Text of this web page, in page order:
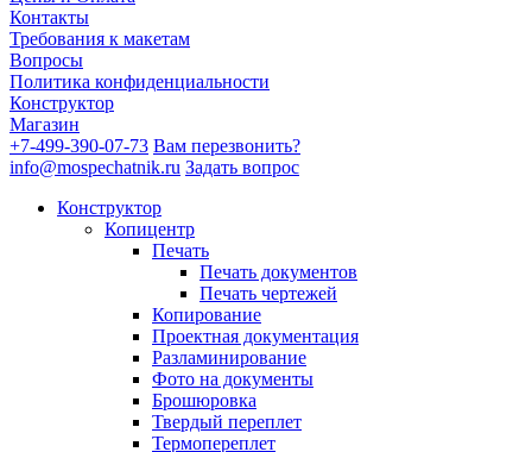
Контакты
Требования к макетам
Вопросы
Политика конфиденциальности
Конструктор
Магазин
+7-499-390-07-73 Вам перезвонить?
info@mospechatnik.ru Задать вопрос
Конструктор
Копицентр
Печать
Печать документов
Печать чертежей
Копирование
Проектная документация
Разламинирование
Фото на документы
Брошюровка
Твердый переплет
Термопереплет